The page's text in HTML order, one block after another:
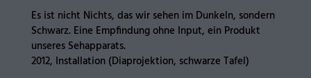
Es ist nicht Nichts, das wir sehen im Dunkeln, sondern
Schwarz. Eine Empfindung ohne Input, ein Produkt
unseres Sehapparats.
2012, Installation (Diaprojektion, schwarze Tafel)